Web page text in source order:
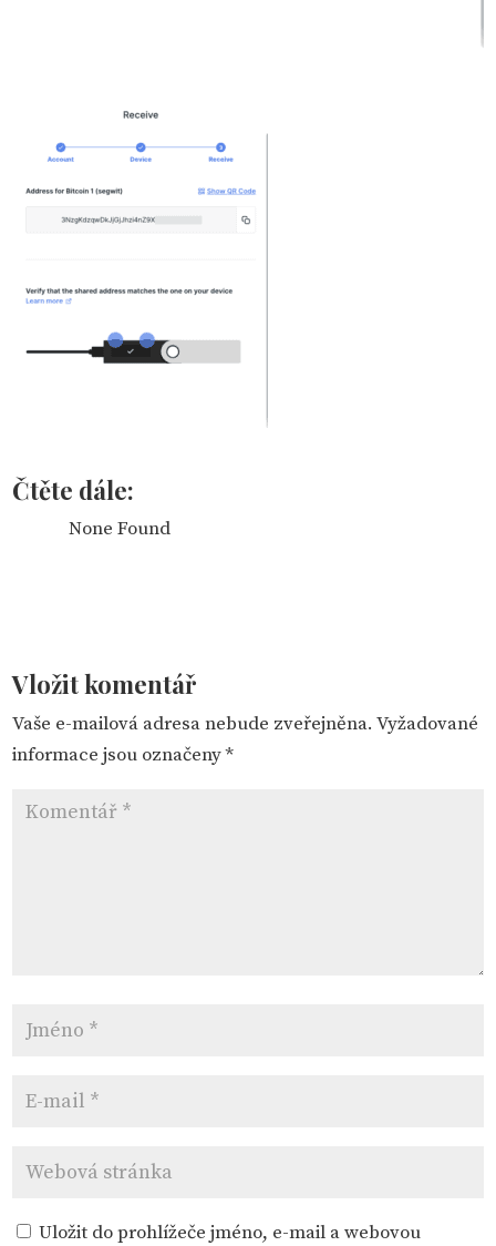
Čtěte dále:
None Found
Vložit komentář
Vaše e-mailová adresa nebude zveřejněna. Vyžadované
informace jsou označeny*
Uložit do prohlížeče jméno, e-mail a webovou